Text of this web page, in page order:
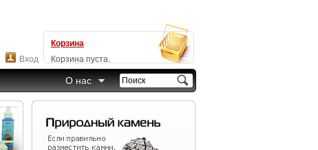
Корзина
Корзина пуста.
Вход
О нас